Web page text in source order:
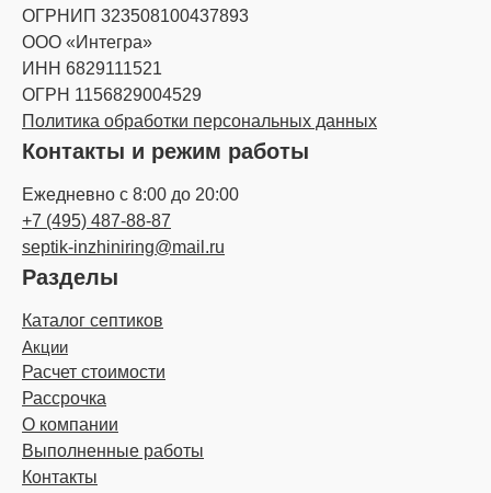
ОГРНИП 323508100437893
ООО «Интегра»
ИНН 6829111521
ОГРН 1156829004529
Политика обработки персональных данных
Контакты и режим работы
Ежедневно с 8:00 до 20:00
+7 (495) 487-88-87
septik-inzhiniring@mail.ru
Разделы
Каталог септиков
Акции
Расчет стоимости
Рассрочка
О компании
Выполненные работы
Контакты